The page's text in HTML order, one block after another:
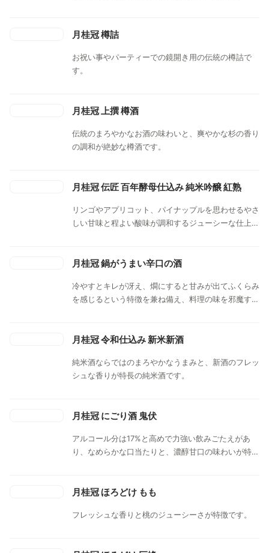
月桂冠 樽詰
お祝い事やパーティーでの鏡開き用の伝統の樽詰で
す。
月桂冠 上撰 樽酒
伝統のまろやかなお酒の味わいと、爽やかな杉の香り
の調和が絶妙な樽酒です。
月桂冠 伝匠 百年酵母仕込み 純米吟醸 紅熟
リンゴやアプリコット、パイナップルを思わせるやさ
しい甘味と程よい酸味が調和するジューシーな仕上が
月桂冠 鍋がうまい辛口の酒
冷やすとキレが冴え、燗にすると甘みが出てふくらみ
を感じるという特徴を兼ね備え、料理の味を邪魔する
月桂冠 令和仕込み 新米新酒
純米酒ならではのまろやかなうまみと、新酒のフレッ
シュな香りが特長の純米酒です。
月桂冠 にごり酒 鬼伏
アルコール分は17%と高めで力強い飲みごたえがあ
り、なめらかな口当たりと、濃醇甘口の味わいが特徴
月桂冠 ほろどけ もも
フレッシュな香りと桃のジューシーさが特徴です。